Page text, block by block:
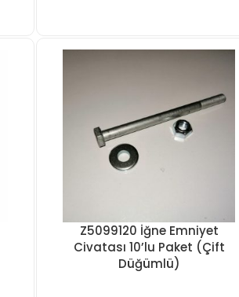
Z5099120 İğne Emniyet
Civatası 10’lu Paket (Çift
Düğümlü)